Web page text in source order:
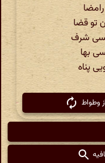
تو قضا
بسی شرف
بها
پناه